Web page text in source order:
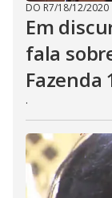
DO R7/18/12/2020
Em
fala
Fazenda
.